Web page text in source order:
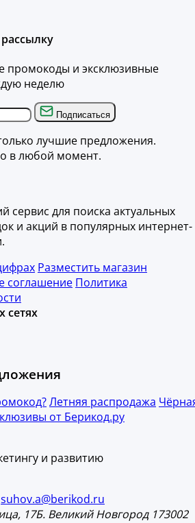
промокоды и эксклюзивные
неделю
Подписаться
лучшие предложения.
в любой момент.
сервис для поиска актуальных
и акций в популярных интернет-
Разместить магазин
соглашение Политика
сетях
Летняя распродажа
от Берикод.ру
и развитию
suhov.a@berikod.ru
17Б. Великий Новгород 173002